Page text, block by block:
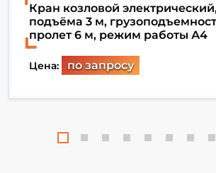
Кран козловой
подъёма 3 м,
пролет 6 м, режим работы А4
Цена: по запросу